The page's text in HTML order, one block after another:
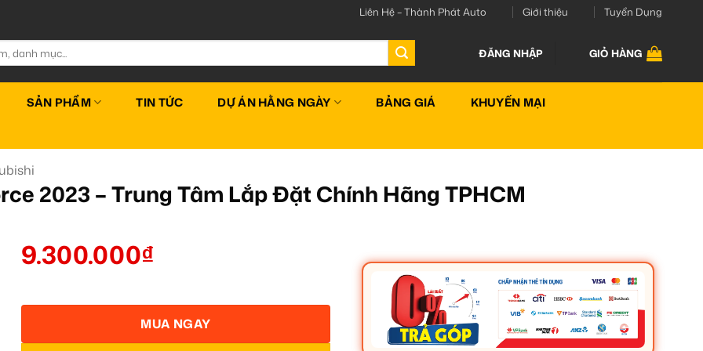
Liên Hệ – Thành Phát Auto Giới thiệu Tuyển Dụng
ĐĂNG NHẬP GIỎ HÀNG
SẢN PHẨM TIN TỨC DỰ ÁN HẰNG NGÀY BẢNG GIÁ KHUYẾN MẠI
2023 – Trung Tâm Lắp Đặt Chính Hãng TPHCM
9.300.000₫
MUA NGAY